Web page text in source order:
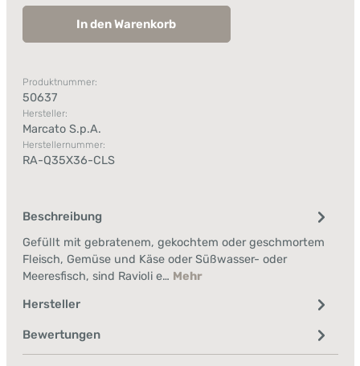
In den Warenkorb
Produktnummer:
50637
Hersteller:
Marcato S.p.A.
Herstellernummer:
RA-Q35X36-CLS
Beschreibung
Gefüllt mit gebratenem, gekochtem oder geschmortem
Fleisch, Gemüse und Käse oder Süßwasser- oder
Meeresfisch, sind Ravioli e… Mehr
Hersteller
Bewertungen